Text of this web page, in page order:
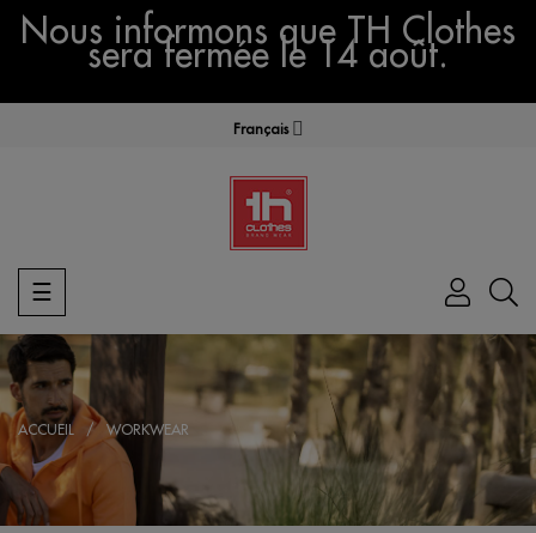
Nous informons que TH Clothes
sera fermée le 14 août.
Français
Basculer
la
navigation
☰
ACCUEIL WORKWEAR